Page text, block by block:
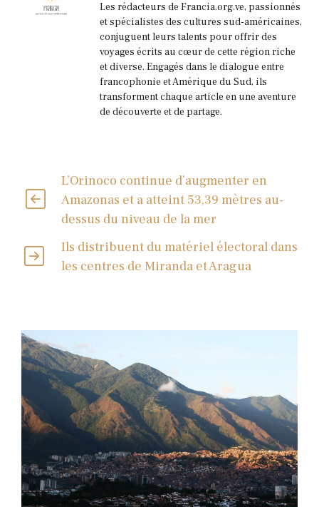
Les rédacteurs de Francia.org.ve, passionnés
et spécialistes des cultures sud-américaines,
conjuguent leurs talents pour offrir des
voyages écrits au cœur de cette région riche
et diverse. Engagés dans le dialogue entre
francophonie et Amérique du Sud, ils
transforment chaque article en une aventure
de découverte et de partage.
L’Orinoco continue d’augmenter en
Amazonas et a atteint 53,39 mètres au-
dessus du niveau de la mer
Ils distribuent du matériel électoral dans
les centres de Miranda et Aragua